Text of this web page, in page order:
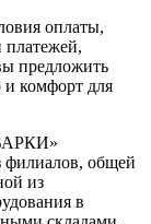
оплаты,
платежей,
предложить
и комфорт для
филиалов, общей
из
в